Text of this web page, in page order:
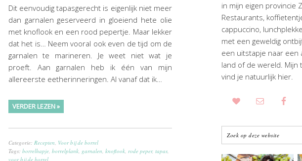
Dit eenvoudig tapasgerecht is eigenlijk niet meer
dan garnalen geserveerd in gloeiend hete olie
met knoflook en een rood pepertje. Maar lekker
dat het is… Neem vooral ook even de tijd om de
garnalen te marineren. Je weet niet wat je
proeft. Aan garnalen heb ik één van mijn
allereerste eetherinneringen. Al vanaf dat ik…
VERDER LEZEN »
Categorie: Recepten Voor bij de borrel
Tags: borrelhapje, borrelplank, garnalen knoflook, rode peper, tapas,
voor bij de borrel
in mijn eigen provincie
Restaurants,
cappuccino,
met een geweldig
een uitstapje naar een
land of de wereld. Mijn
vind je natuurlijk hier.